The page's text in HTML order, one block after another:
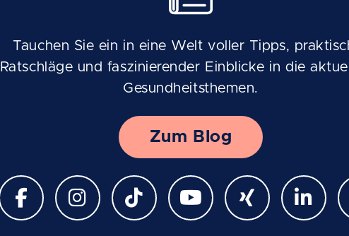
Tauchen Sie ein in eine Welt voller Tipps,
Ratschläge und faszinierender Einblicke in die
Gesundheitsthemen.
Zum Blog